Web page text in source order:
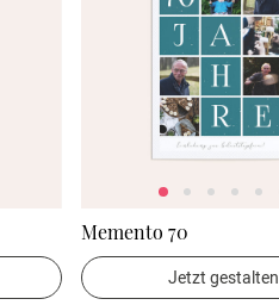
Memento 70
Jetzt gestalten